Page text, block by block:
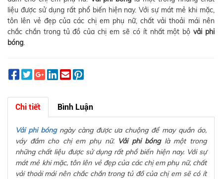
liệu được sử dụng rất phổ biến hiện nay. Với sự mát mẻ khi mặc,
tôn lên vẻ đẹp của các chị em phụ nữ, chất vải thoải mái nên
chắc chắn trong tủ đồ của chị em sẽ có ít nhất một bộvải phi
bóng.
Chi tiết Bình Luận
Vải phi bóngngày càng được ưa chuộng để may quần áo,
váy đầm cho chị em phụ nữ. Vải phi bónglà một trong
những chất liệu được sử dụng rất phổ biến hiện nay. Với sự
mát mẻ khi mặc, tôn lên vẻ đẹp của các chị em phụ nữ, chất
vải thoải mái nên chắc chắn trong tủ đồ của chị em sẽ có ít